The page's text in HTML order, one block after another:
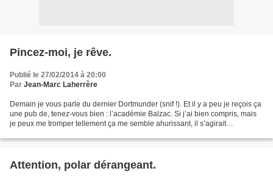
Pincez-moi, je rêve.
Publié le 27/02/2014 à 20:00
Par Jean-Marc Laherrère
Demain je vous parle du dernier Dortmunder (snif !). Et il y a peu je reçois ça
une pub de, tenez-vous bien : l’académie Balzac. Si j’ai bien compris, mais
je peux me tromper tellement ça me semble ahurissant, il s’agirait
Attention, polar dérangeant.